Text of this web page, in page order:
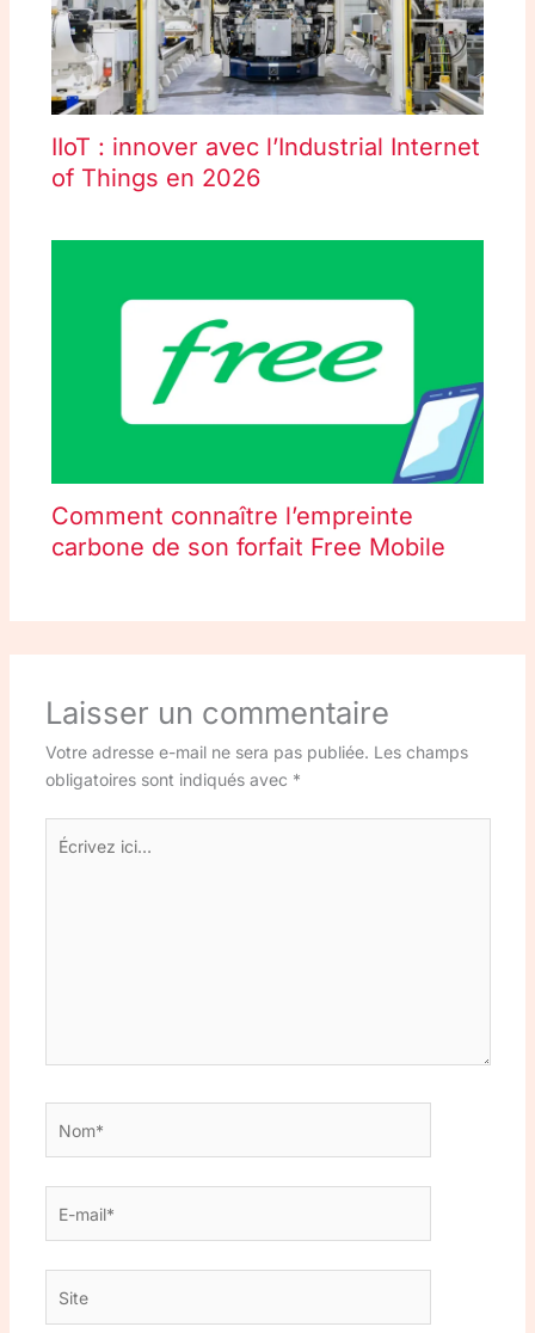
IIoT : innover avec l’Industrial Internet
of Things en 2026
Comment connaître l’empreinte
carbone de son forfait Free Mobile
Laisser un commentaire
Votre adresse e-mail ne sera pas publiée. Les champs
obligatoires sont indiqués avec *
ici…
mail*